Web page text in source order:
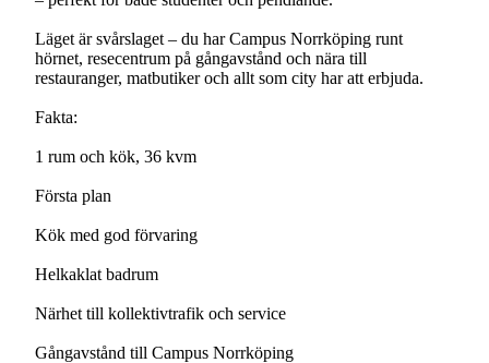
Läget är svårslaget – du har Campus Norrköping runt
hörnet, resecentrum på gångavstånd och nära till
restauranger, matbutiker och allt som city har att erbjuda.
Fakta:
1 rum och kök, 36 kvm
Första plan
Kök med god förvaring
Helkaklat badrum
Närhet till kollektivtrafik och service
Gångavstånd till Campus Norrköping